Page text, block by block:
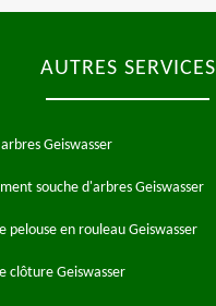
AUTRES SERVICES
Geiswasser
souche d'arbres Geiswasser
pelouse en rouleau Geiswasser
clôture Geiswasser